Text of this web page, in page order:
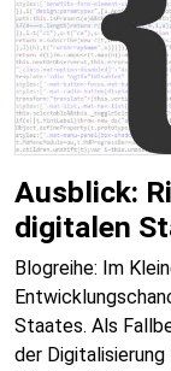
Ausblick:
digitalen
Blogreihe: Im
Staates. Als
der